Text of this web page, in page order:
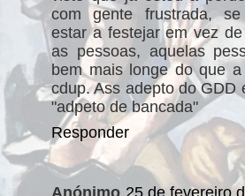
com gente frustrada,
estar a festejar em vez
as pessoas, aquelas
bem mais longe do que
cdup. Ass adepto do GDD
"adpeto de bancada"
Responder
Anónimo 25 de fevereiro